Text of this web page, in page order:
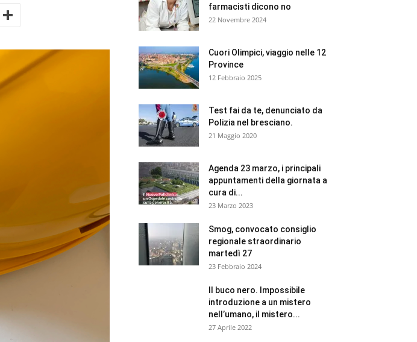
farmacisti dicono no
22 Novembre 2024
Cuori Olimpici, viaggio nelle 12
Province
12 Febbraio 2025
Test fai da te, denunciato da
Polizia nel bresciano.
21 Maggio 2020
Agenda 23 marzo, i principali
appuntamenti della giornata a
cura di...
23 Marzo 2023
Smog, convocato consiglio
regionale straordinario
martedì 27
23 Febbraio 2024
Il buco nero. Impossibile
introduzione a un mistero
nell’umano, il mistero...
27 Aprile 2022